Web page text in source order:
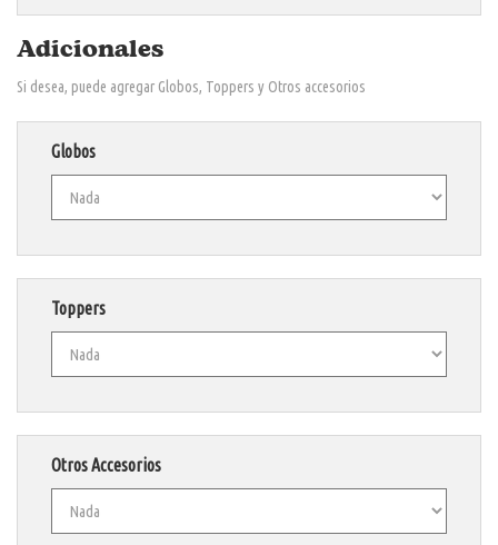
Adicionales
Si desea, puede agregar Globos, Toppers y Otros accesorios
Globos
Toppers
Otros Accesorios